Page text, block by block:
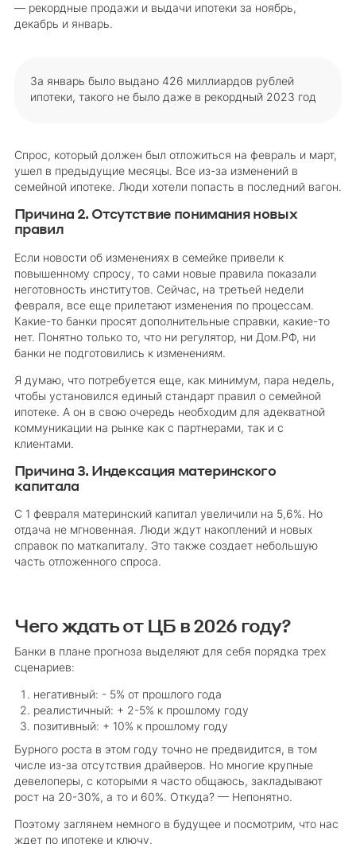
— рекордные продажи и выдачи ипотеки за ноябрь,
декабрь и январь.
За январь было выдано 426 миллиардов рублей
ипотеки, такого не было даже в рекордный 2023 год
Спрос, который должен был отложиться на февраль и март,
ушел в предыдущие месяцы. Все из-за изменений в
семейной ипотеке. Люди хотели попасть в последний вагон.
Причина 2. Отсутствие понимания новых
правил
Если новости об изменениях в семейке привели к
повышенному спросу, то сами новые правила показали
неготовность институтов. Сейчас, на третьей недели
февраля, все еще прилетают изменения по процессам.
Какие-то банки просят дополнительные справки, какие-то
нет. Понятно только то, что ни регулятор, ни Дом.РФ, ни
банки не подготовились к изменениям.
Я думаю, что потребуется еще, как минимум, пара недель,
чтобы установился единый стандарт правил о семейной
ипотеке. А он в свою очередь необходим для адекватной
коммуникации на рынке как с партнерами, так и с
клиентами.
Причина 3. Индексация материнского
капитала
С 1 февраля материнский капитал увеличили на 5,6%. Но
отдача не мгновенная. Люди ждут накоплений и новых
справок по маткапиталу. Это также создает небольшую
часть отложенного спроса.
Чего ждать от ЦБ в 2026 году?
Банки в плане прогноза выделяют для себя порядка трех
сценариев:
негативный: - 5% от прошлого года
реалистичный: + 2-5% к прошлому году
позитивный: + 10% к прошлому году
Бурного роста в этом году точно не предвидится, в том
числе из-за отсутствия драйверов. Но многие крупные
девелоперы, с которыми я часто общаюсь, закладывают
рост на 20-30%, а то и 60%. Откуда? — Непонятно.
Поэтому заглянем немного в будущее и посмотрим, что нас
ждет по ипотеке и ключу.